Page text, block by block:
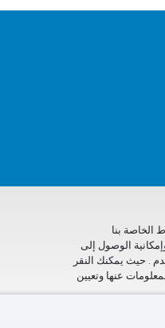
الخاصة بنا
الوصول إلى
. حيث يمكنك النقر
عنها وتعيين